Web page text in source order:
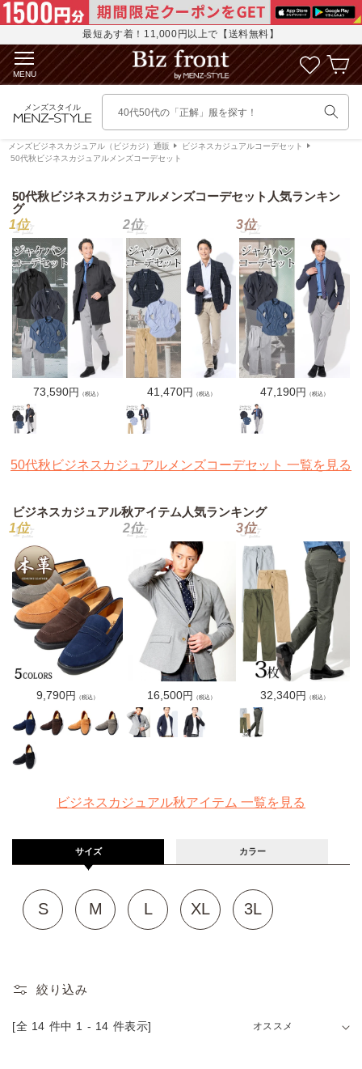
コンテ
ンツに
最短あす着！11,000円以上で【送料無料】
MENU
に
入
り
リ
ス
ト
見
る
カ
ー
ト
メンズスタイル 40代50代の「正解」服を探す！
メンズビジネスカジュアル（ビジカジ）通販
ビジネスカジュアルコーデセット
50代秋ビジネスカジュアルメンズコーデセット
50代秋ビジネスカジュアルメンズコーデセット人気ランキン
グ
通
常
価
73,590円 （税込）
通
常
価
41,470円 （税込）
通
常
価
47,190円 （税込）
50代秋ビジネスカジュアルメンズコーデセット 一覧を見る
ビジネスカジュアル秋アイテム人気ランキング
通
価
9,790円 （税込）
通
価
格
16,500円 （税込）
通
常
格
32,340円 （税込）
ビジネスカジュアル秋アイテム 一覧を見る
レ
シ
B
代
秋
ビ
サイズ カラー
SS M M L XL X
L
3L
L
絞り込み
[全 14 件中 1 - 14 件表示]